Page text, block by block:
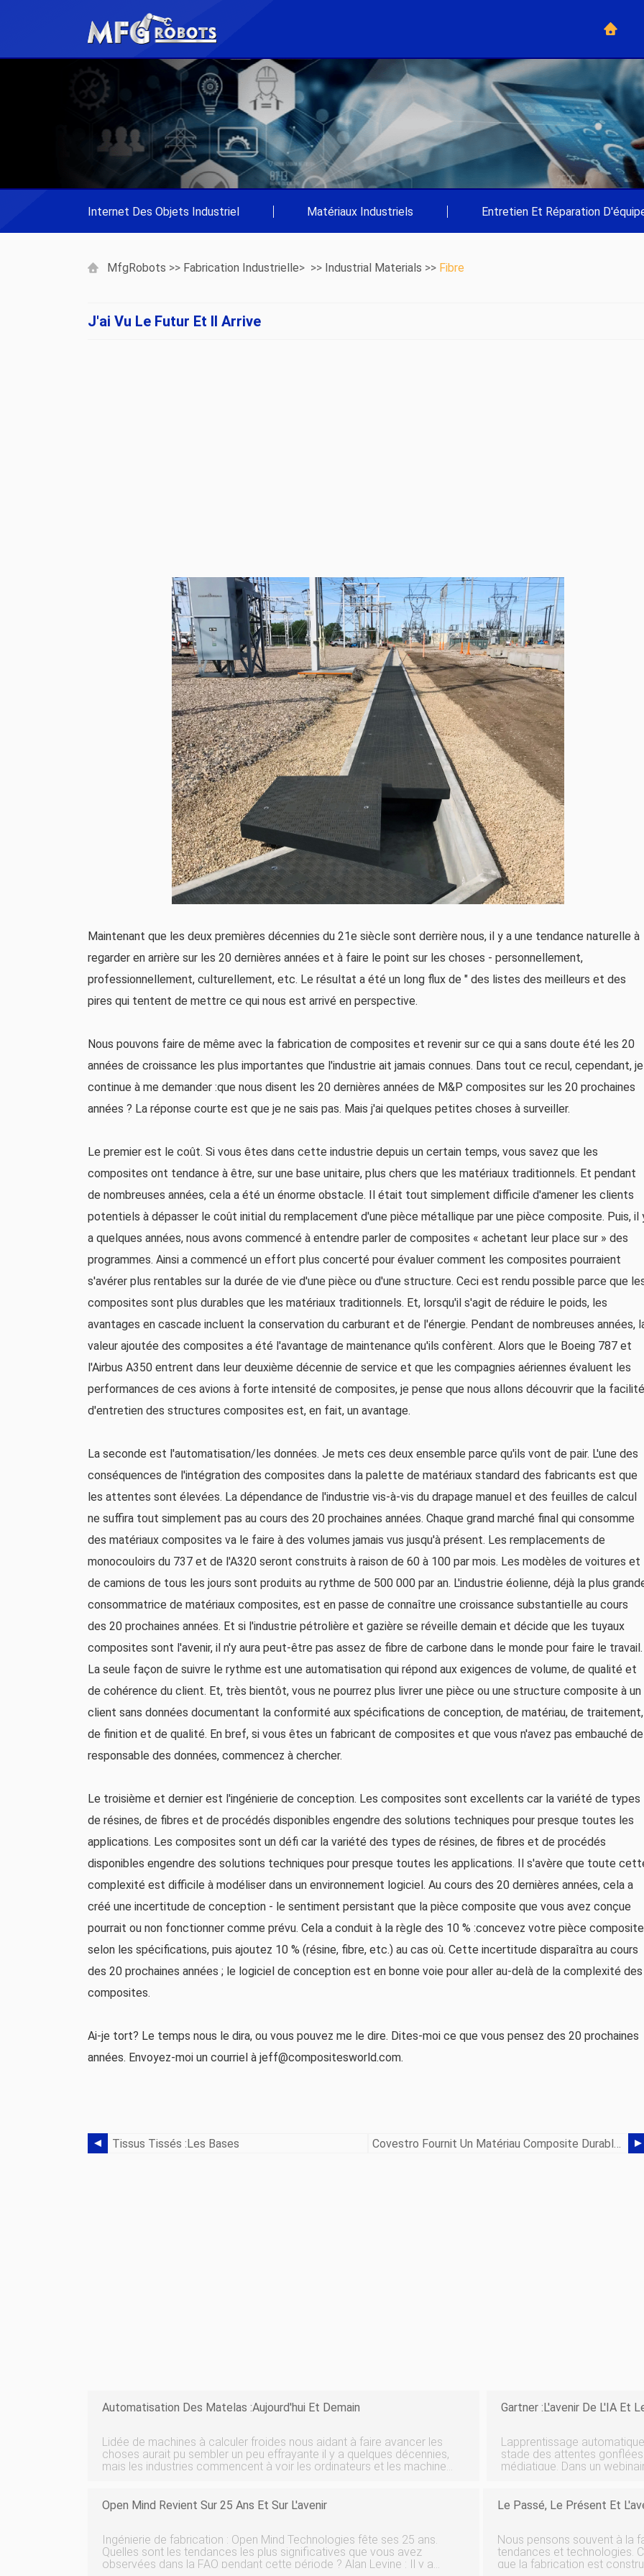
Internet Des Objets Industriel Matériaux Industriels Entretien Et Réparation
MfgRobots >> Fabrication Industrielle> >> Industrial Materials >> Fibre
J'ai Vu Le Futur Et Il Arrive
Maintenant que les deux premières décennies du 21e siècle sont derrière nous, il y a une tendance naturelle à
regarder en arrière sur les 20 dernières années et à faire le point sur les choses - personnellement,
professionnellement, culturellement, etc. Le résultat a été un long flux de " des listes des meilleurs et des
pires qui tentent de mettre ce qui nous est arrivé en perspective.
Nous pouvons faire de même avec la fabrication de composites et revenir sur ce qui a sans doute été les 20
années de croissance les plus importantes que l'industrie ait jamais connues. Dans tout ce recul, cependant, je
continue à me demander :que nous disent les 20 dernières années de M&P composites sur les 20 prochaines
années ? La réponse courte est que je ne sais pas. Mais j'ai quelques petites choses à surveiller.
Le premier est le coût. Si vous êtes dans cette industrie depuis un certain temps, vous savez que les
composites ont tendance à être, sur une base unitaire, plus chers que les matériaux traditionnels. Et pendant
de nombreuses années, cela a été un énorme obstacle. Il était tout simplement difficile d'amener les clients
potentiels à dépasser le coût initial du remplacement d'une pièce métallique par une pièce composite. Puis, il
a quelques années, nous avons commencé à entendre parler de composites « achetant leur place sur » des
programmes. Ainsi a commencé un effort plus concerté pour évaluer comment les composites pourraient
s'avérer plus rentables sur la durée de vie d'une pièce ou d'une structure. Ceci est rendu possible parce que
composites sont plus durables que les matériaux traditionnels. Et, lorsqu'il s'agit de réduire le poids, les
avantages en cascade incluent la conservation du carburant et de l'énergie. Pendant de nombreuses années,
valeur ajoutée des composites a été l'avantage de maintenance qu'ils confèrent. Alors que le Boeing 787 et
l'Airbus A350 entrent dans leur deuxième décennie de service et que les compagnies aériennes évaluent les
performances de ces avions à forte intensité de composites, je pense que nous allons découvrir que la facilité
d'entretien des structures composites est, en fait, un avantage.
La seconde est l'automatisation/les données. Je mets ces deux ensemble parce qu'ils vont de pair. L'une des
conséquences de l'intégration des composites dans la palette de matériaux standard des fabricants est que
les attentes sont élevées. La dépendance de l'industrie vis-à-vis du drapage manuel et des feuilles de calcul
ne suffira tout simplement pas au cours des 20 prochaines années. Chaque grand marché final qui consomme
des matériaux composites va le faire à des volumes jamais vus jusqu'à présent. Les remplacements de
monocouloirs du 737 et de l'A320 seront construits à raison de 60 à 100 par mois. Les modèles de voitures et
de camions de tous les jours sont produits au rythme de 500 000 par an. L'industrie éolienne, déjà la plus
consommatrice de matériaux composites, est en passe de connaître une croissance substantielle au cours
des 20 prochaines années. Et si l'industrie pétrolière et gazière se réveille demain et décide que les tuyaux
composites sont l'avenir, il n'y aura peut-être pas assez de fibre de carbone dans le monde pour faire le travail.
La seule façon de suivre le rythme est une automatisation qui répond aux exigences de volume, de qualité et
de cohérence du client. Et, très bientôt, vous ne pourrez plus livrer une pièce ou une structure composite à un
client sans données documentant la conformité aux spécifications de conception, de matériau, de traitement,
de finition et de qualité. En bref, si vous êtes un fabricant de composites et que vous n'avez pas embauché de
responsable des données, commencez à chercher.
Le troisième et dernier est l'ingénierie de conception. Les composites sont excellents car la variété de types
de résines, de fibres et de procédés disponibles engendre des solutions techniques pour presque toutes les
applications. Les composites sont un défi car la variété des types de résines, de fibres et de procédés
disponibles engendre des solutions techniques pour presque toutes les applications. Il s'avère que toute
complexité est difficile à modéliser dans un environnement logiciel. Au cours des 20 dernières années, cela a
créé une incertitude de conception - le sentiment persistant que la pièce composite que vous avez conçue
pourrait ou non fonctionner comme prévu. Cela a conduit à la règle des 10 % :concevez votre pièce composite
selon les spécifications, puis ajoutez 10 % (résine, fibre, etc.) au cas où. Cette incertitude disparaîtra au cours
des 20 prochaines années ; le logiciel de conception est en bonne voie pour aller au-delà de la complexité des
composites.
Ai-je tort? Le temps nous le dira, ou vous pouvez me le dire. Dites-moi ce que vous pensez des 20 prochaines
années. Envoyez-moi un courriel à jeff@compositesworld.com.
Tissus Tissés :les Bases Covestro Fournit Un Matériau Composite Durable Pour Le Concept Car Électrique Toyota
Automatisation Des Matelas :aujourd'hui Et Demain
Lidée de machines à calculer froides nous aidant à faire avancer les
choses aurait pu sembler un peu effrayante il y a quelques décennies,
mais les industries commencent à voir les ordinateurs et les machines
Gartner :L'avenir De L'IA Et
Lapprentissage
stade des attentes
médiatique. Dans un webinaire, lanalyste directeur de Gartner, Peter
Open Mind Revient Sur 25 Ans Et Sur L'avenir
Ingénierie de fabrication : Open Mind Technologies fête ses 25 ans.
Quelles sont les tendances les plus significatives que vous avez
observées dans la FAO pendant cette période ? Alan Levine : Il y a
Le Passé, Le Présent Et
Nous pensons souvent à la
tendances et technologies.
que la fabrication est